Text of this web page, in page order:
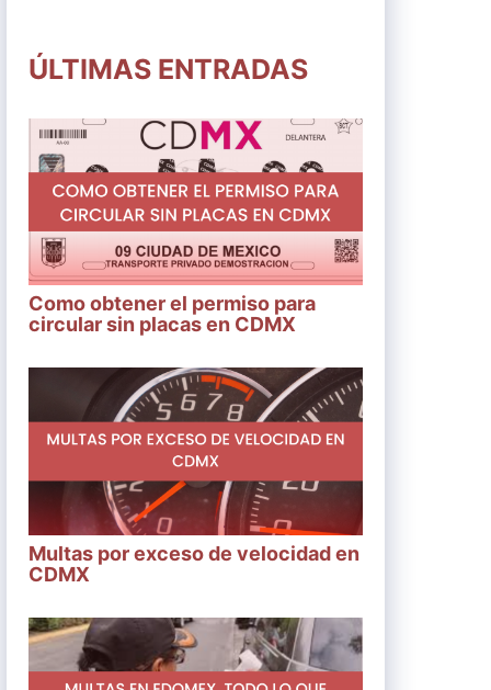
ÚLTIMAS ENTRADAS
Como obtener el permiso para
circular sin placas en CDMX
Multas por exceso de velocidad en
CDMX